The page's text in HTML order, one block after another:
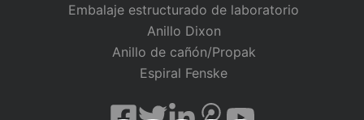
Embalaje estructurado de laboratorio
Anillo Dixon
Anillo de cañón/Propak
Espiral Fenske